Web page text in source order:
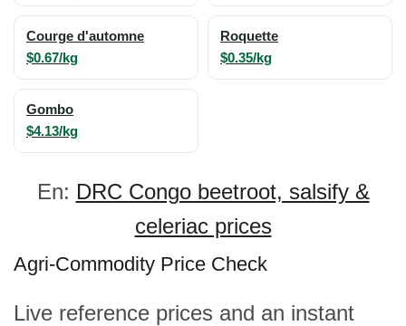
Courge d'automne
$0.67/kg
Roquette
$0.35/kg
Gombo
$4.13/kg
En: DRC Congo beetroot, salsify &
celeriac prices
Agri-Commodity Price Check
Live reference prices and an instant